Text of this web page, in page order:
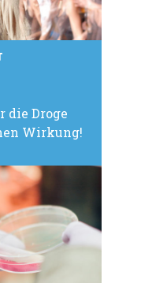
die Droge
Wirkung!